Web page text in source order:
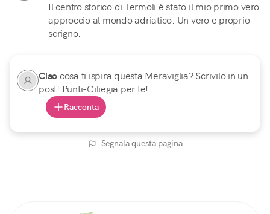
Il centro storico di Termoli è stato il mio primo vero
approccio al mondo adriatico. Un vero e proprio
scrigno.
Ciaocosa ti ispira questa Meraviglia? Scrivilo in un
post! Punti-Ciliegia per te!
Racconta
Segnala questa pagina